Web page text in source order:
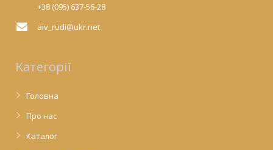
+38 (095) 637-56-28
aiv_rudi@ukr.net
Категорії
Головна
Про нас
Каталог